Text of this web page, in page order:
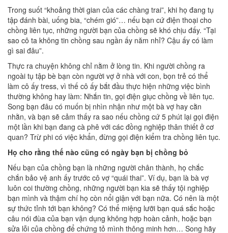
Trong suốt “khoảng thời gian của các chàng trai”, khi họ đang tụ
tập đánh bài, uống bia, “chém gió”… nếu bạn cứ điện thoại cho
chồng liên tục, những người bạn của chồng sẽ khó chịu đấy. “Tại
sao cô ta không tin chồng sau ngần ấy năm nhỉ? Cậu ấy có làm
gì sai đâu”.
Thực ra chuyện không chỉ nằm ở lòng tin. Khi người chồng ra
ngoài tụ tập bè bạn còn người vợ ở nhà với con, bọn trẻ có thể
làm cô ấy tress, vì thế cô ấy bắt đầu thực hiện những việc bình
thường không hay làm: Nhắn tin, gọi điện giục chồng về liên tục.
Song bạn đâu có muốn bị nhìn nhận như một bà vợ hay cằn
nhằn, và bạn sẽ cảm thấy ra sao nếu chồng cứ 5 phút lại gọi điện
một lần khi bạn đang cà phê với các đồng nghiệp thân thiết ở cơ
quan? Trừ phi có việc khẩn, đừng gọi điện kiểm tra chồng liên tục.
Họ cho rằng thế nào cũng có ngày bạn bị chồng bỏ
Nếu bạn của chồng bạn là những người chân thành, họ chắc
chắn bảo vệ anh ấy trước cô vợ “quái thai”. Ví dụ, bạn là bà vợ
luôn coi thường chồng, những người bạn kia sẽ thấy tội nghiệp
bạn mình và thậm chí họ còn nổi giận với bạn nữa. Có nên là một
sự thức tỉnh tới bạn không? Có thể miệng lưỡi bạn quá sắc hoặc
câu nói đùa của bạn vận dụng không hợp hoàn cảnh, hoặc bạn
sửa lỗi của chồng để chứng tỏ mình thông minh hơn… Song hãy